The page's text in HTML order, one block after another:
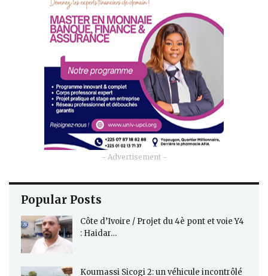
- Advertisement -
Popular Posts
Côte d’Ivoire / Projet du 4è pont et voie Y4
: Haidar…
Koumassi Sicogi 2: un véhicule incontrôlé